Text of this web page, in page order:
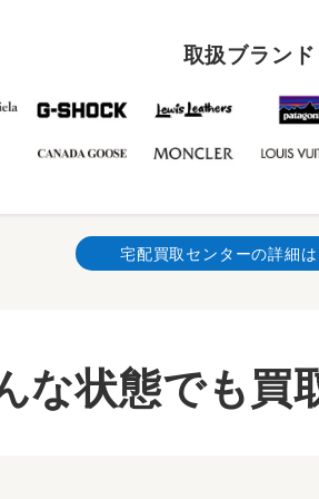
取扱ブランド
宅配買取センターの詳細は
な状態でも買